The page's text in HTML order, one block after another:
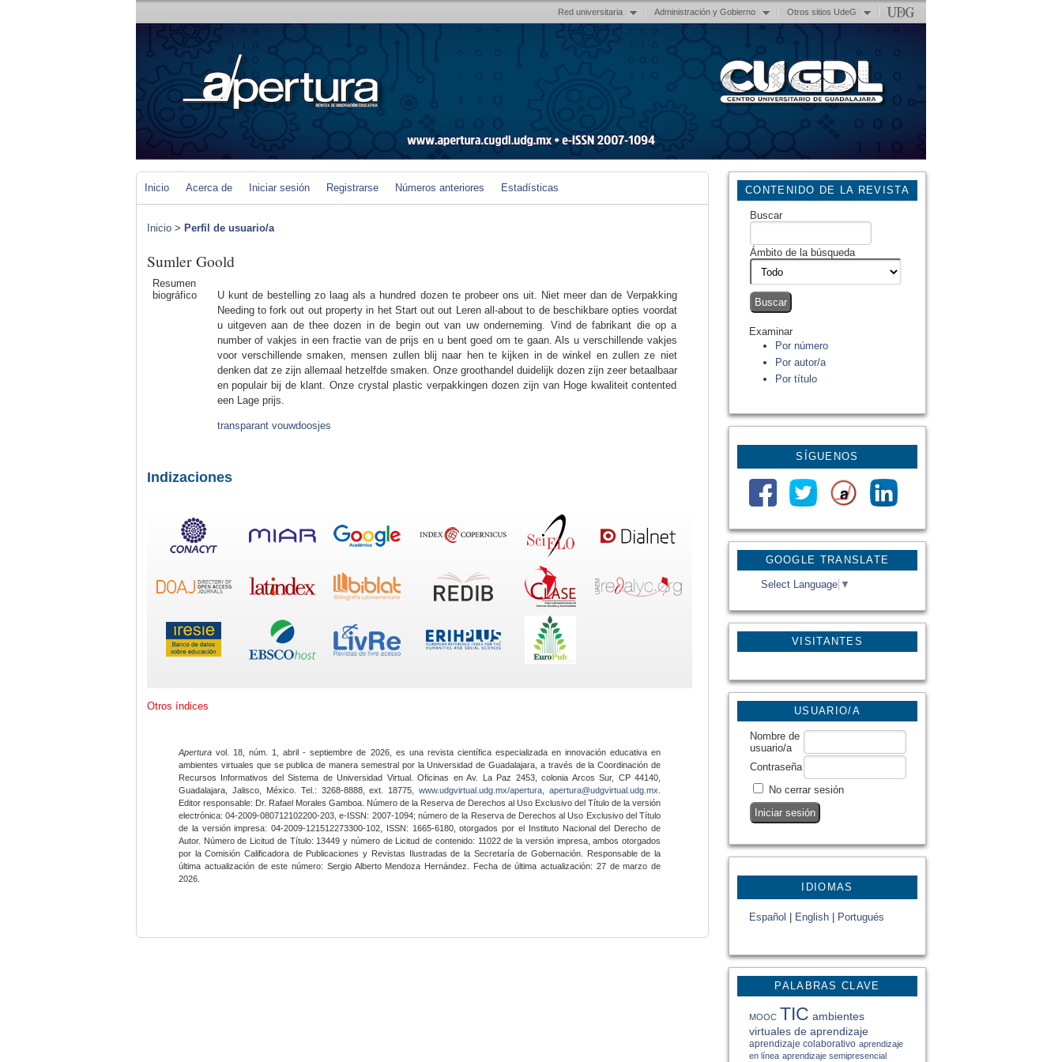
Red universitaria Administración y Gobierno Otros sitios UdeG
GOOGLE TRANSLATE
Select Language ▼
VISITANTES
CONTENIDO DE LA REVISTA
Buscar
Ámbito de la búsqueda
Examinar
Por número
Por autor/a
Por título
SÍGUENOS
USUARIO/A
Nombre de
usuario/a
Contraseña
No cerrar sesión
IDIOMAS
Español English Portugués
PALABRAS CLAVE
MOOC TIC ambientes
virtuales de aprendizaje
aprendizaje colaborativo aprendizaje
en línea aprendizaje semipresencial
Inicio Acerca de Iniciar sesión Registrarse Números anteriores Estadísticas
Inicio > Perfil de usuario/a
Sumler Goold
Resumen
biográfico
U kunt de bestelling zo laag als a hundred dozen te probeer ons uit. Niet meer dan de Verpakking
Needing to fork out out property in het Start out out Leren all-about to de beschikbare opties voordat
u uitgeven aan de thee dozen in de begin out van uw onderneming. Vind de fabrikant die op a
number of vakjes in een fractie van de prijs en u bent goed om te gaan. Als u verschillende vakjes
voor verschillende smaken, mensen zullen blij naar hen te kijken in de winkel en zullen ze niet
denken dat ze zijn allemaal hetzelfde smaken. Onze groothandel duidelijk dozen zijn zeer betaalbaar
en populair bij de klant. Onze crystal plastic verpakkingen dozen zijn van Hoge kwaliteit contented
een Lage prijs.
transparant vouwdoosjes
Indizaciones
Otros índices
Apertura vol. 18, núm. 1, abril - septiembre de 2026, es una revista científica especializada en innovación educativa en
ambientes virtuales que se publica de manera semestral por la Universidad de Guadalajara, a través de la Coordinación de
Recursos Informativos del Sistema de Universidad Virtual. Oficinas en Av. La Paz 2453, colonia Arcos Sur, CP 44140,
Guadalajara, Jalisco, México. Tel.: 3268-8888, ext. 18775,www.udgvirtual.udg.mx/apertura apertura@udgvirtual.udg.mx
Editor responsable: Dr. Rafael Morales Gamboa. Número de la Reserva de Derechos al Uso Exclusivo del Título de la versión
electrónica: 04-2009-080712102200-203, e-ISSN: 2007-1094; número de la Reserva de Derechos al Uso Exclusivo del Título
de la versión impresa: 04-2009-121512273300-102, ISSN: 1665-6180, otorgados por el Instituto Nacional del Derecho de
Autor. Número de Licitud de Título: 13449 y número de Licitud de contenido: 11022 de la versión impresa, ambos otorgados
por la Comisión Calificadora de Publicaciones y Revistas Ilustradas de la Secretaría de Gobernación. Responsable de la
última actualización de este número: Sergio Alberto Mendoza Hernández. Fecha de última actualización: 27 de marzo de
2026.